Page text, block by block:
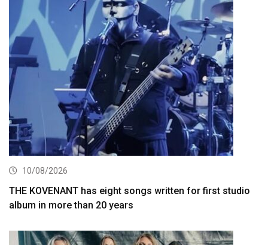
10/08/2026
THE KOVENANT has eight songs written for first studio
album in more than 20 years